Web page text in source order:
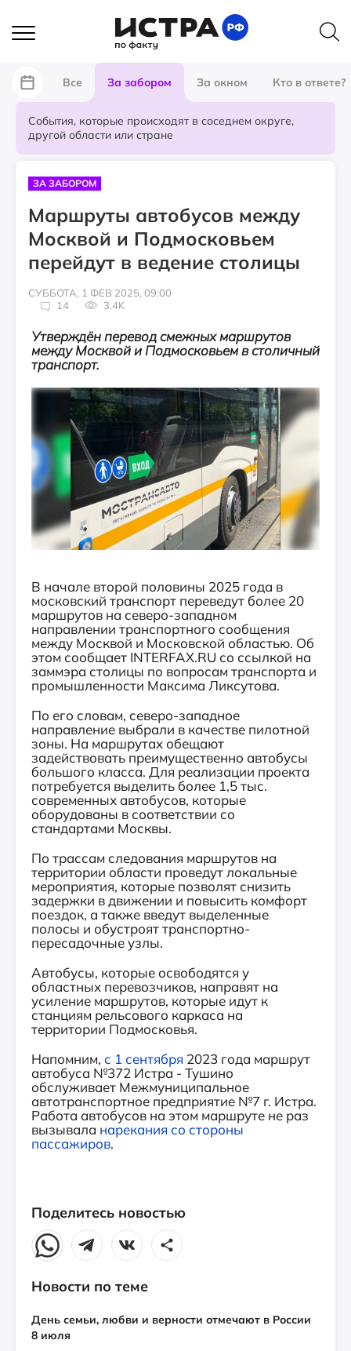
Все За забором За окном Кто в ответе?
События, которые происходят в соседнем округе,
другой области или стране
ЗА ЗАБОРОМ
Маршруты автобусов между
Москвой и Подмосковьем
перейдут в ведение столицы
СУББОТА, 1 ФЕВ 2025, 09:00
14
3.4K
Утверждён перевод смежных маршрутов
между Москвой и Подмосковьем в столичный
транспорт.
В начале второй половины 2025 года в
московский транспорт переведут более 20
маршрутов на северо-западном
направлении транспортного сообщения
между Москвой и Московской областью. Об
этом сообщает INTERFAX.RU со ссылкой на
заммэра столицы по вопросам транспорта и
промышленности Максима Ликсутова.
По его словам, северо-западное
направление выбрали в качестве пилотной
зоны. На маршрутах обещают
задействовать преимущественно автобусы
большого класса. Для реализации проекта
потребуется выделить более 1,5 тыс.
современных автобусов, которые
оборудованы в соответствии со
стандартами Москвы.
По трассам следования маршрутов на
территории области проведут локальные
мероприятия, которые позволят снизить
задержки в движении и повысить комфорт
поездок, а также введут выделенные
полосы и обустроят транспортно-
пересадочные узлы.
Автобусы, которые освободятся у
областных перевозчиков, направят на
усиление маршрутов, которые идут к
станциям рельсового каркаса на
территории Подмосковья.
Напомним, с 1 сентября 2023 года маршрут
автобуса №372 Истра - Тушино
обслуживает Межмуниципальное
автотранспортное предприятие №7 г. Истра.
Работа автобусов на этом маршруте не раз
вызывала нарекания со стороны
пассажиров.
Поделитесь новостью
Новости по теме
День семьи, любви и верности отмечают в России
8 июля